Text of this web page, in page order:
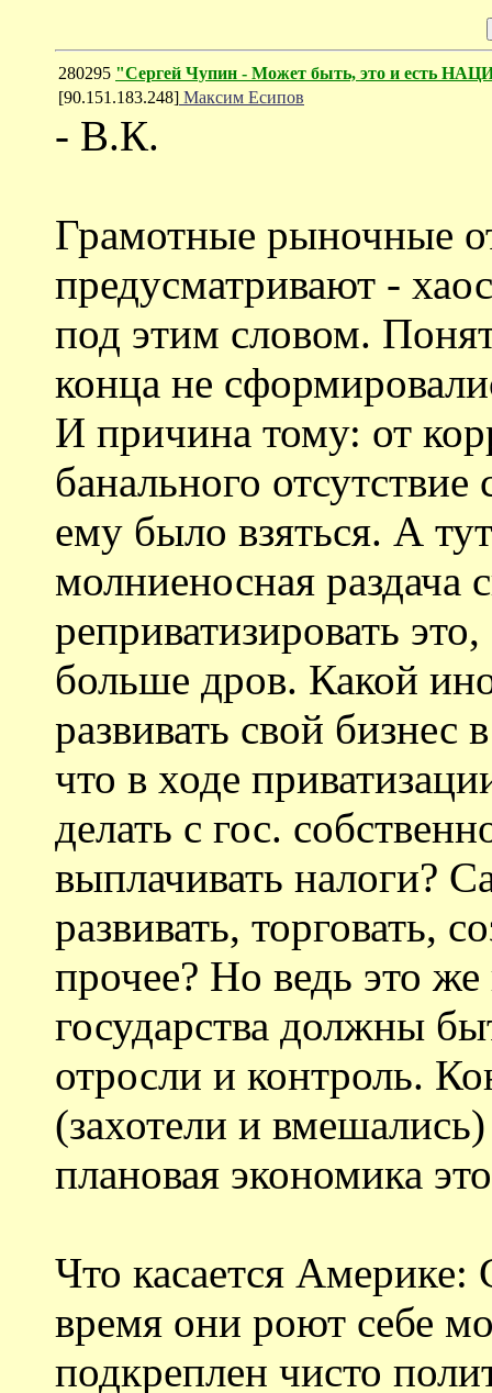
280295 "Сергей Чупин - Может быть, это и есть
[90.151.183.248] Максим Есипов
- В.К.
Грамотные рыночные
предусматривают -
под этим словом.
конца не
И причина тому: от
банального
ему было взяться. А
молниеносная раздача
реприватизировать
больше дров. Какой
развивать свой
что в ходе
делать с гос.
выплачивать налоги?
развивать, торговать,
прочее? Но ведь это
государства должны
отросли и контроль.
(захотели и
плановая экономика
Что касается Америке:
время они роют себе
подкреплен чисто